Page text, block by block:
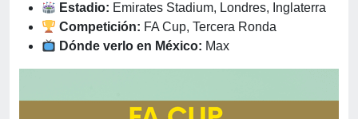
Estadio: Emirates Stadium, Londres, Inglaterra
Competición: FA Cup, Tercera Ronda
Dónde verlo en México: Max